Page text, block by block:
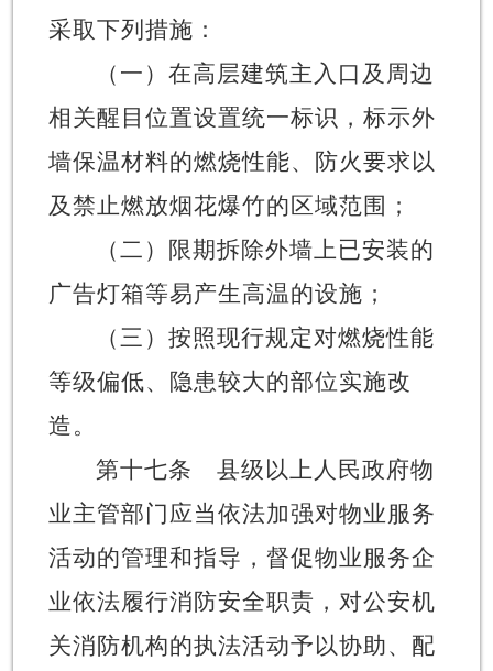
采取下列措施：
（一）在高层建筑主入口及周边
相关醒目位置设置统一标识，标示外
墙保温材料的燃烧性能、防火要求以
及禁止燃放烟花爆竹的区域范围；
（二）限期拆除外墙上已安装的
广告灯箱等易产生高温的设施；
（三）按照现行规定对燃烧性能
等级偏低、隐患较大的部位实施改
造。
第十七条
县级以上人民政府物
业主管部门应当依法加强对物业服务
活动的管理和指导，督促物业服务企
业依法履行消防安全职责，对公安机
关消防机构的执法活动予以协助、配